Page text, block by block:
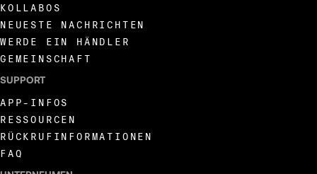
KOLLABOS
NEUESTE NACHRICHTEN
WERDE EIN HÄNDLER
GEMEINSCHAFT
SUPPORT
APP-INFOS
RESSOURCEN
RÜCKRUFINFORMATIONEN
FAQ